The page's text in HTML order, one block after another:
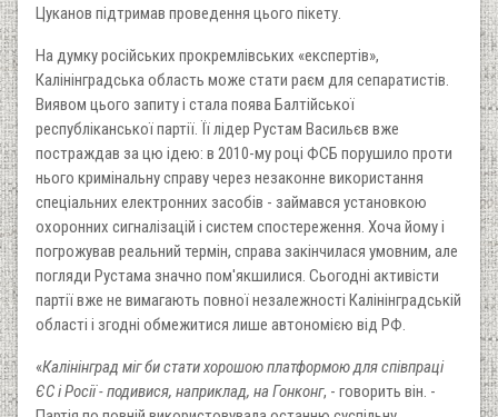
Цуканов підтримав проведення цього пікету.
На думку російських прокремлівських «експертів»,
Калінінградська область може стати раєм для сепаратистів.
Виявом цього запиту і стала поява Балтійської
республіканської партії. Її лідер Рустам Васильєв вже
постраждав за цю ідею: в 2010-му році ФСБ порушило проти
нього кримінальну справу через незаконне використання
спеціальних електронних засобів - займався установкою
охоронних сигналізацій і систем спостереження. Хоча йому і
погрожував реальний термін, справа закінчилася умовним, але
погляди Рустама значно пом'якшилися. Сьогодні активісти
партії вже не вимагають повної незалежності Калінінградській
області і згодні обмежитися лише автономією від РФ.
«Калінінград міг би стати хорошою платформою для співпраці
ЄС і Росії - подивися, наприклад, на Гонконг, - говорить він. -